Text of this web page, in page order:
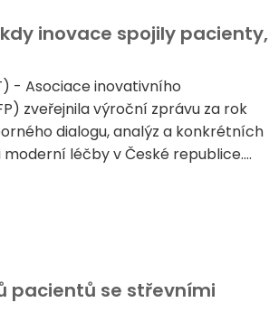
inovace spojily pacienty,
- Asociace inovativního
zveřejnila výroční zprávu za rok
dialogu, analýz a konkrétních
léčby v České republice....
pacientů se střevními